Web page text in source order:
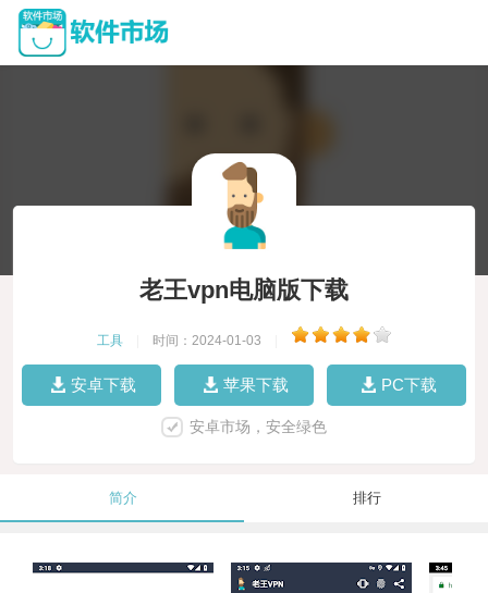
老王vpn电脑版下载
工具 时间：2024-01-03
安卓下载 苹果下载 PC下载
安卓市场，安全绿色
简介 排行